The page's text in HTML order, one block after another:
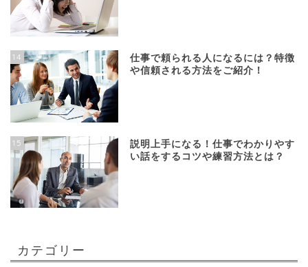
14
仕事で頼られる人になるには？特徴
や信頼される方法をご紹介！
15
説明上手になる！仕事でわかりやす
い話をするコツや練習方法とは？
カテゴリー